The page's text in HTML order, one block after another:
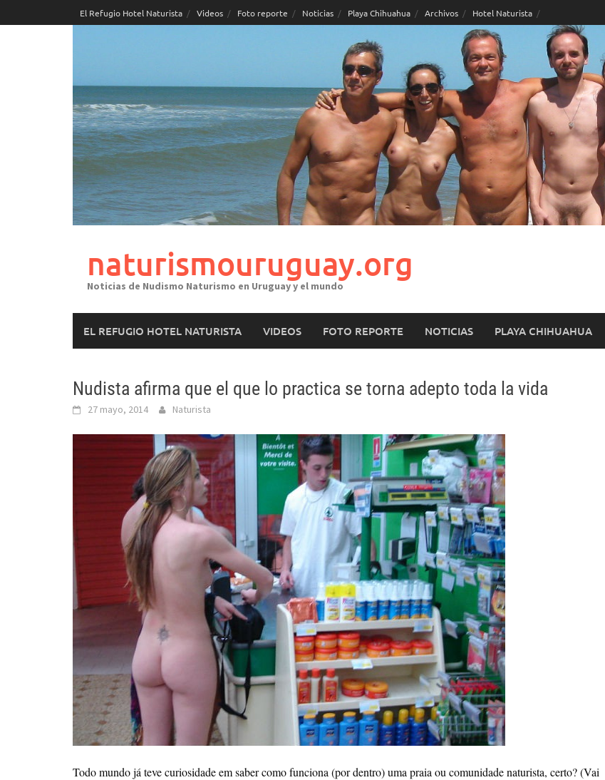
to
El Refugio Hotel Naturista Videos Foto reporte Noticias Playa Chihuahua Archivos Hotel Naturista
naturismouruguay.org
Noticias de Nudismo Naturismo en Uruguay y el mundo
EL REFUGIO HOTEL NATURISTA VIDEOS FOTO REPORTE NOTICIAS PLAYA CHIHUAHUA
Nudista afirma que el que lo practica se torna adepto toda la vida
27 mayo, 2014 Naturista
Todo mundo já teve curiosidade em saber como funciona (por dentro) uma praia ou comunidade naturista, certo? (Vai